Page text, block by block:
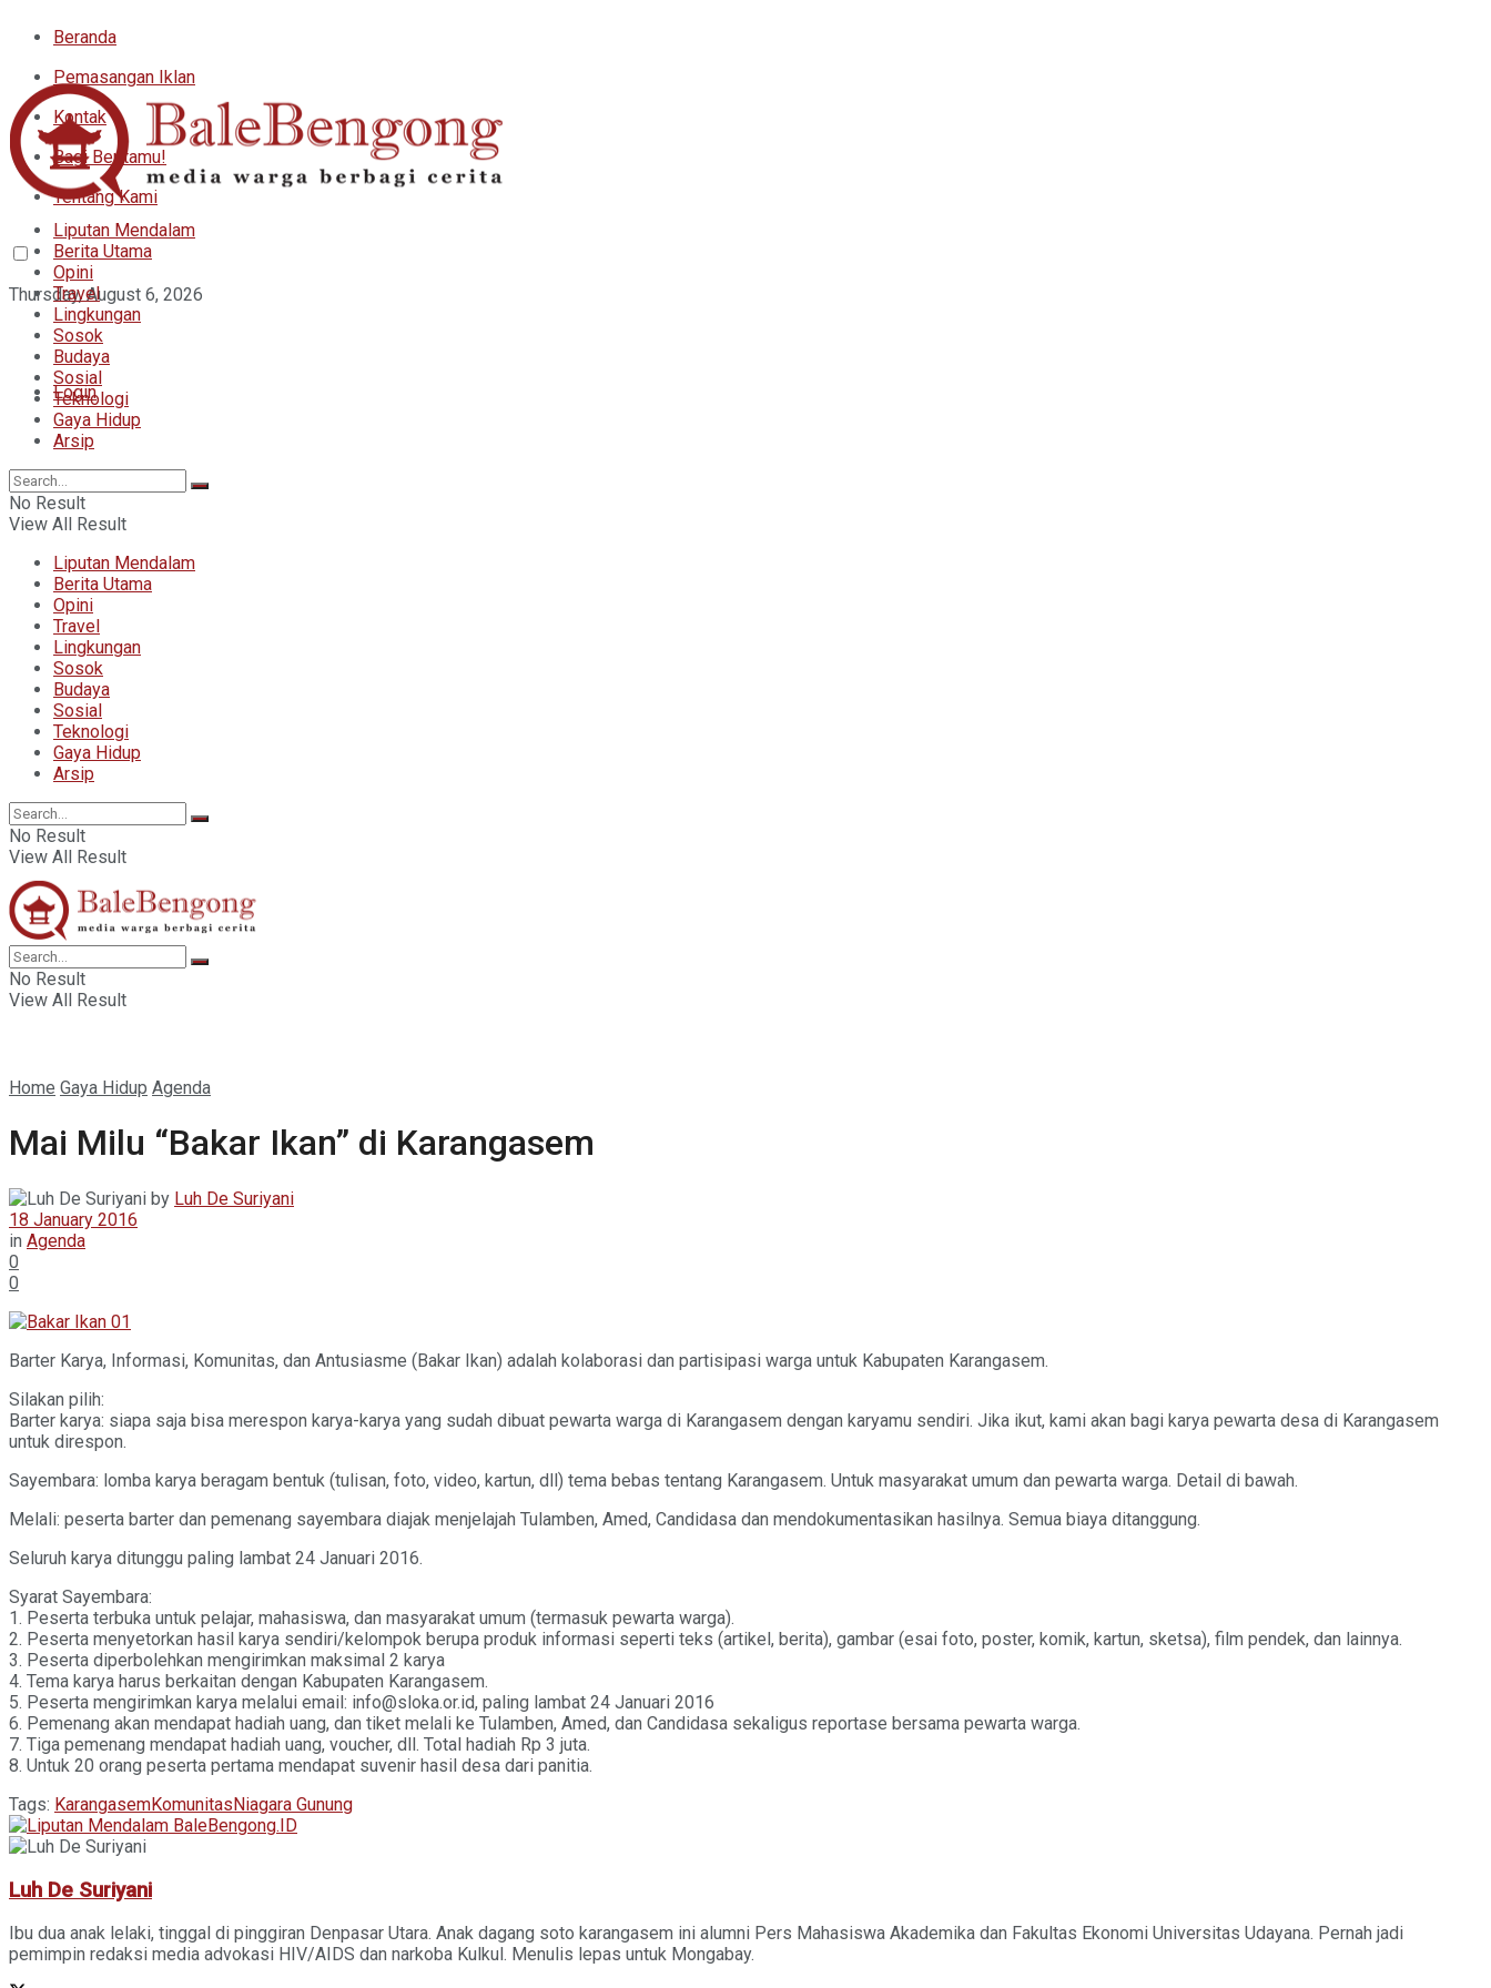
Beranda
Pemasangan Iklan
Kontak
Bagi Beritamu!
Tentang Kami
Thursday, August 6, 2026
Login
Liputan Mendalam
Berita Utama
Opini
Travel
Lingkungan
Sosok
Budaya
Sosial
Teknologi
Gaya Hidup
Arsip
No Result
View All Result
Liputan Mendalam
Berita Utama
Opini
Travel
Lingkungan
Sosok
Budaya
Sosial
Teknologi
Gaya Hidup
Arsip
No Result
View All Result
No Result
View All Result
Home Gaya Hidup Agenda
Mai Milu “Bakar Ikan” di Karangasem
by Luh De Suriyani
18 January 2016
in Agenda
0
0
Barter Karya, Informasi, Komunitas, dan Antusiasme (Bakar Ikan) adalah kolaborasi dan partisipasi warga untuk Kabupaten Karangasem.
Silakan pilih:
Barter karya: siapa saja bisa merespon karya-karya yang sudah dibuat pewarta warga di Karangasem dengan karyamu sendiri. Jika ikut, kami akan bagi karya pewarta desa di Karangasem
untuk direspon.
Sayembara: lomba karya beragam bentuk (tulisan, foto, video, kartun, dll) tema bebas tentang Karangasem. Untuk masyarakat umum dan pewarta warga. Detail di bawah.
Melali: peserta barter dan pemenang sayembara diajak menjelajah Tulamben, Amed, Candidasa dan mendokumentasikan hasilnya. Semua biaya ditanggung.
Seluruh karya ditunggu paling lambat 24 Januari 2016.
Syarat Sayembara:
1. Peserta terbuka untuk pelajar, mahasiswa, dan masyarakat umum (termasuk pewarta warga).
2. Peserta menyetorkan hasil karya sendiri/kelompok berupa produk informasi seperti teks (artikel, berita), gambar (esai foto, poster, komik, kartun, sketsa), film pendek, dan lainnya.
3. Peserta diperbolehkan mengirimkan maksimal 2 karya
4. Tema karya harus berkaitan dengan Kabupaten Karangasem.
5. Peserta mengirimkan karya melalui email: info@sloka.or.id, paling lambat 24 Januari 2016
6. Pemenang akan mendapat hadiah uang, dan tiket melali ke Tulamben, Amed, dan Candidasa sekaligus reportase bersama pewarta warga.
7. Tiga pemenang mendapat hadiah uang, voucher, dll. Total hadiah Rp 3 juta.
8. Untuk 20 orang peserta pertama mendapat suvenir hasil desa dari panitia.
Tags: KarangasemKomunitasNiagara Gunung
Luh De Suriyani
Ibu dua anak lelaki, tinggal di pinggiran Denpasar Utara. Anak dagang soto karangasem ini alumni Pers Mahasiswa Akademika dan Fakultas Ekonomi Universitas Udayana. Pernah jadi
pemimpin redaksi media advokasi HIV/AIDS dan narkoba Kulkul. Menulis lepas untuk Mongabay.